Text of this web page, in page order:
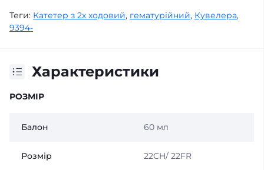
Теги: Катетер з 2х ходовий, гематурійний, Кувелера,
9394-
Характеристики
РОЗМІР
Балон 60 мл
Розмір 22CH/ 22FR